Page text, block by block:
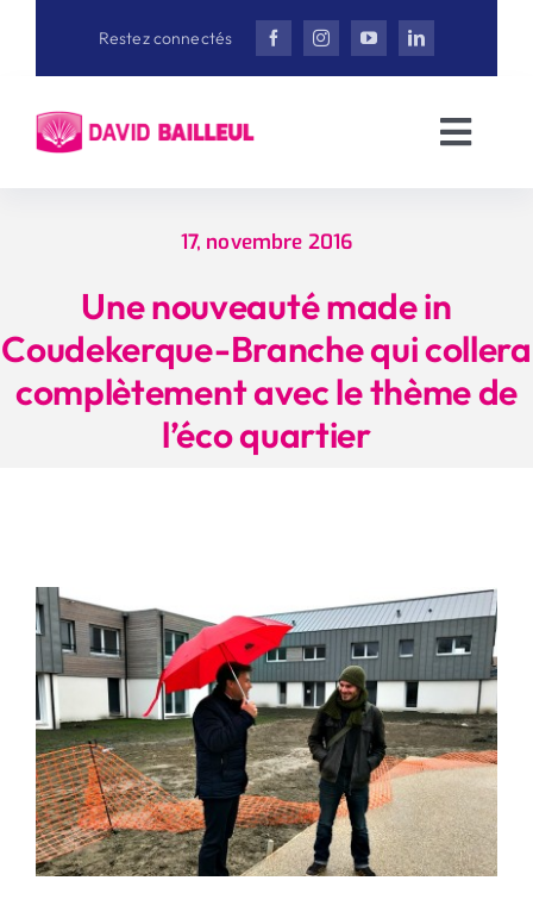
Restez connectés
Actualités
Contact
Rechercher:
17, novembre 2016
Une nouveauté made in
Coudekerque-Branche qui collera
complètement avec le thème de
l’éco quartier